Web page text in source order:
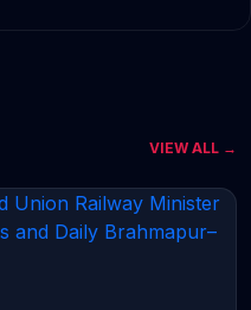
VIEW ALL →